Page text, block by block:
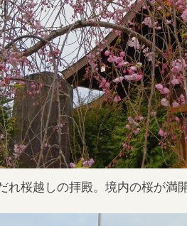
れ桜越しの拝殿。境内の桜が満